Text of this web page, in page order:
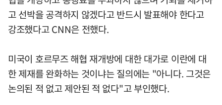
고 선박을 공격하지 않겠다고 반드시 발표해야 한다고
강조했다고 CNN은 전했다.
미국이 호르무즈 해협 재개방에 대한 대가로 이란에 대
한 제재를 완화하는 것이냐는 질의에는 "아니다. 그것은
논의된 적 없고 제안된 적 없다"고 부인했다.